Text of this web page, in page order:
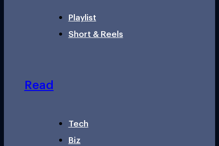
Playlist
Short & Reels
Read
Tech
Biz